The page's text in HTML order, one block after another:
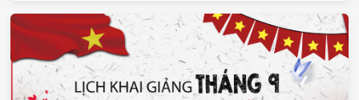
đầu đáp ứng đầy đủ nhu cầu của học viên. Tại Tomato có các
khóa học ngoại ngữ với các ngôn ngữ hot hiện nay và tin học
văn phòng cho mọi trình độ, lịch học linh hoạt. Đặc biệt, khi
đăng ký học vào tháng 9 này, bạn sẽ nhận được hàng loạt ưu
đãi. Khi đăng ký sớm, đăng ký theo nhóm hay đăng ký nhiều